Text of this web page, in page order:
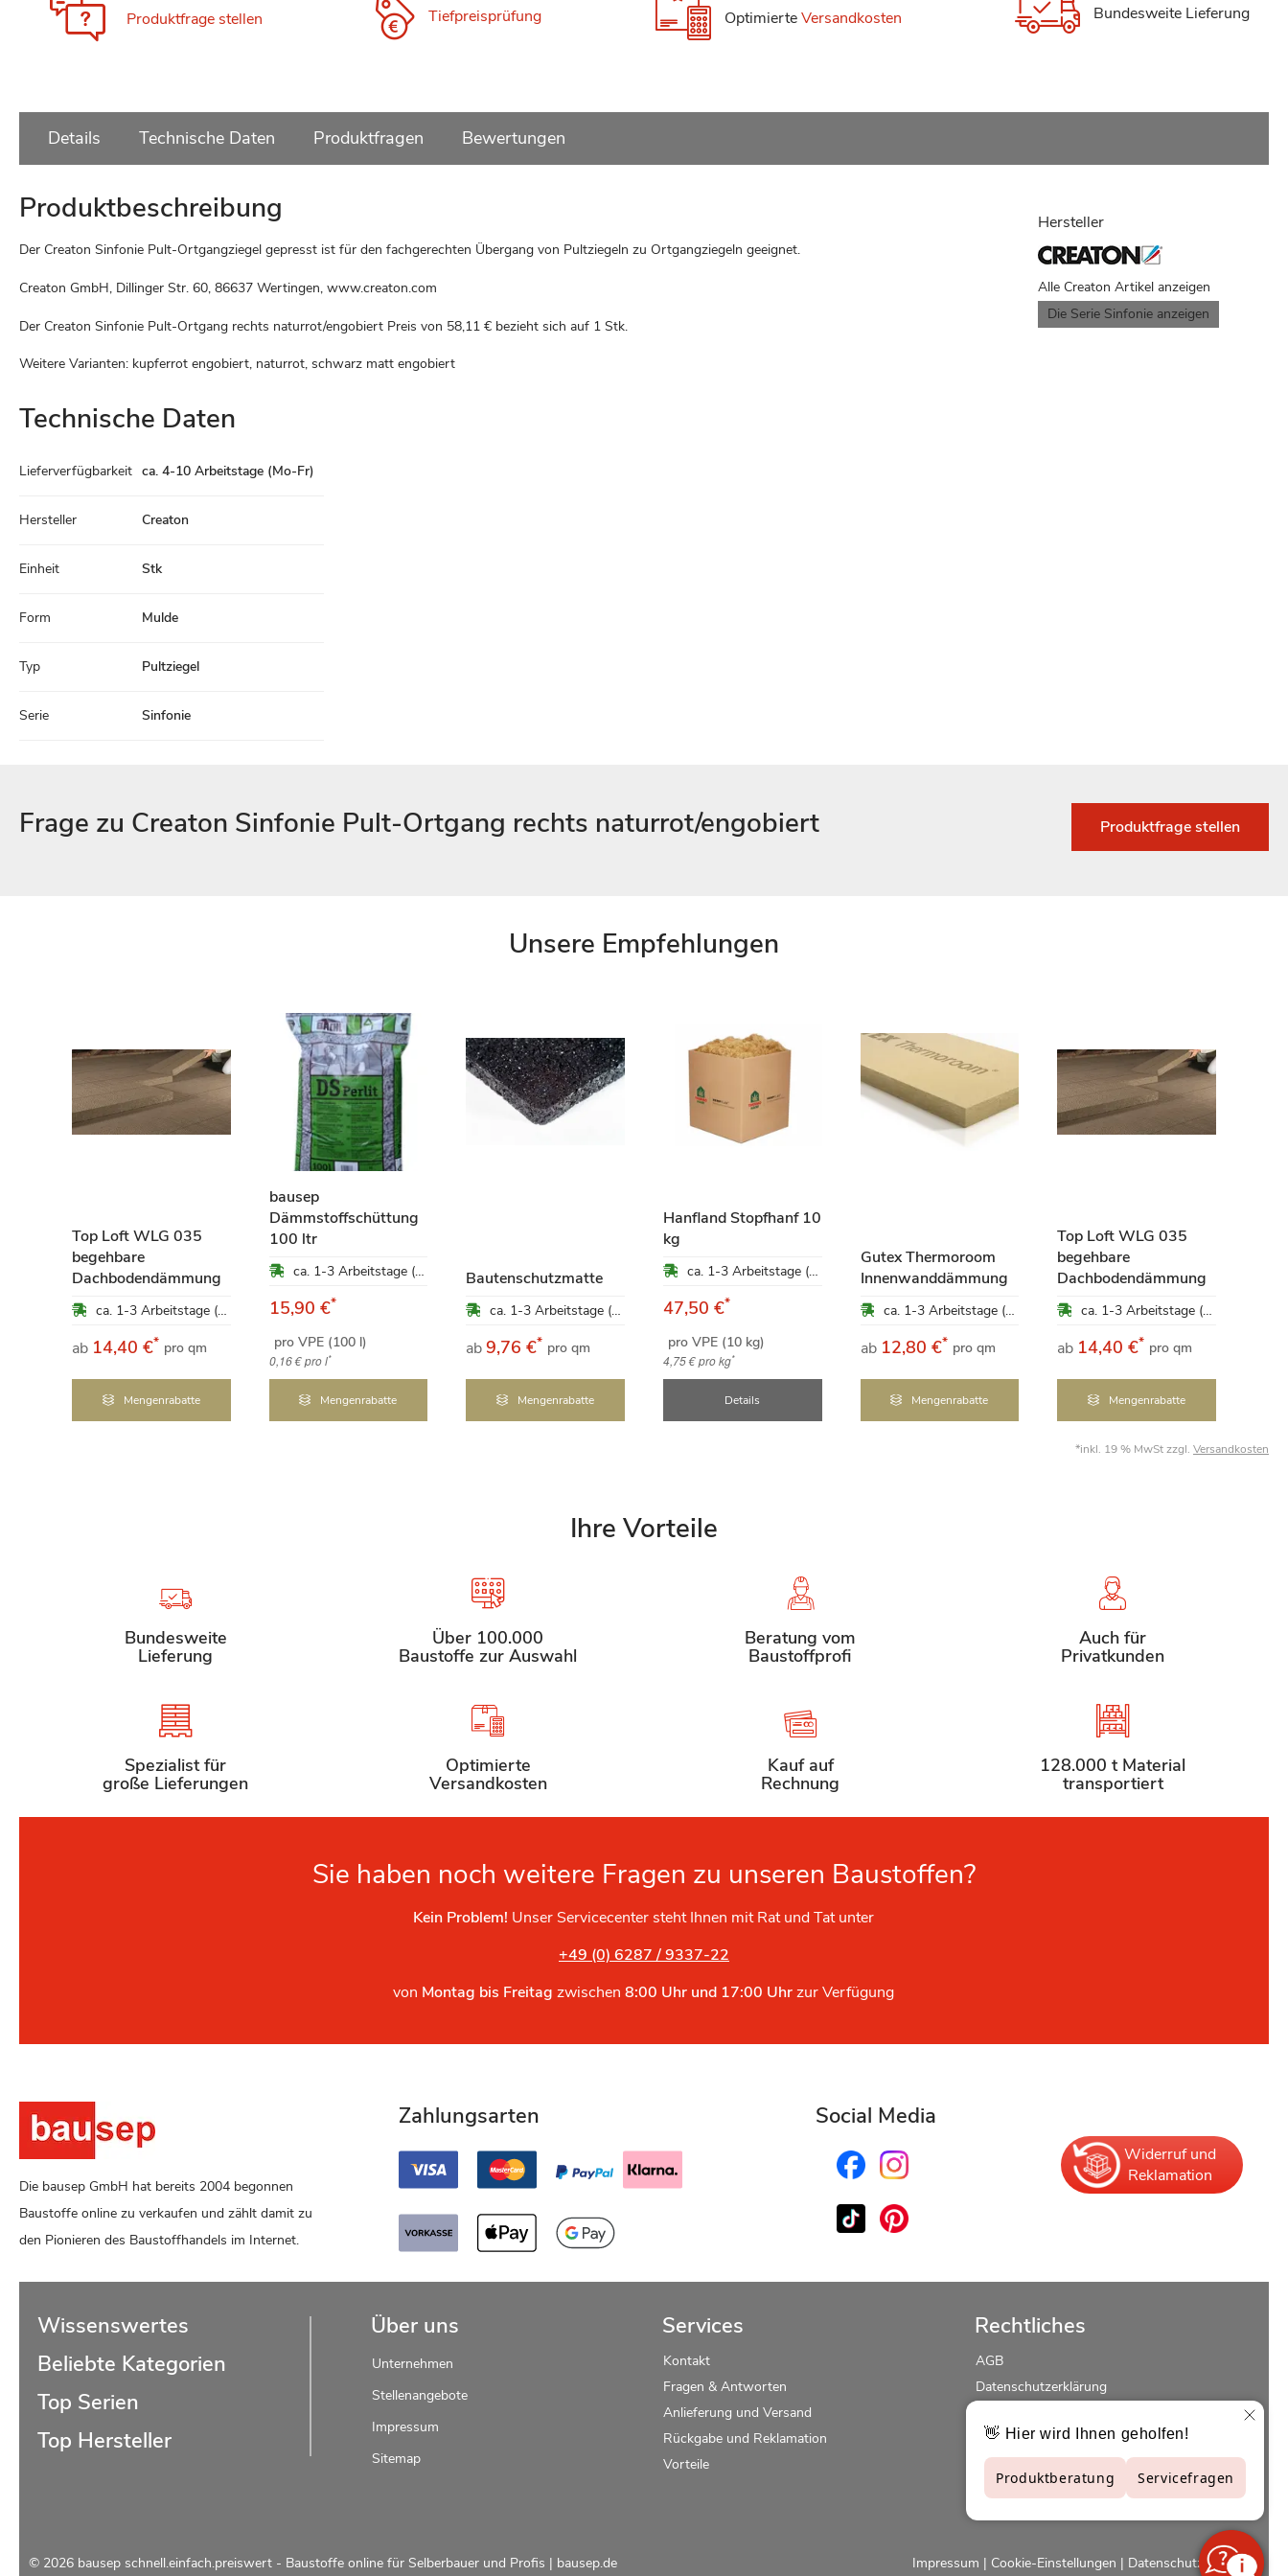
Produktfrage stellen Tiefpreisprüfung OptimierteVersandkosten Bundesweite Lieferung
Details Technische Daten Produktfragen Bewertungen
Hersteller
Alle Creaton Artikel anzeigen
Die Serie Sinfonie anzeigen
Produktbeschreibung
Der Creaton Sinfonie Pult-Ortgangziegel gepresst ist für den fachgerechten Übergang von Pultziegeln zu Ortgangziegeln geeignet.
Creaton GmbH, Dillinger Str. 60, 86637 Wertingen, www.creaton.com
Der Creaton Sinfonie Pult-Ortgang rechts naturrot/engobiert Preis von 58,11 € bezieht sich auf 1 Stk.
Weitere Varianten: kupferrot engobiert, naturrot, schwarz matt engobiert
Technische Daten
Daten
Lieferverfügbarkeit ca. 4-10 Arbeitstage (Mo-Fr)
Hersteller Creaton
Einheit Stk
Form Mulde
Typ Pultziegel
Serie Sinfonie
Frage zu Creaton Sinfonie Pult-Ortgang rechts naturrot/engobiert Produktfrage stellen
Unsere Empfehlungen
Top Loft WLG 035
begehbare
Dachbodendämmung
ca. 1-3 Arbeitstage (Mo-Fr)
ab 14,40 €* pro qm
Mengenrabatte
bausep
Dämmstoffschüttung
100 ltr
ca. 1-3 Arbeitstage (Mo-Fr)
15,90 €*
pro VPE (100 l)
0,16 €pro l*
Mengenrabatte
Bautenschutzmatte
ca. 1-3 Arbeitstage (Mo-Fr)
ab9,76 €* pro qm
Mengenrabatte
Hanfland Stopfhanf 10
kg
ca. 1-3 Arbeitstage (Mo-Fr)
47,50 €*
pro VPE (10 kg)
4,75 €pro kg*
Details
Gutex Thermoroom
Innenwanddämmung
ca. 1-3 Arbeitstage (Mo-Fr)
ab 12,80 €* pro qm
Mengenrabatte
Top Loft WLG 035
begehbare
Dachbodendämmung
ca. 1-3 Arbeitstage (Mo-Fr)
ab 14,40 €* pro qm
Mengenrabatte
*inkl. 19 % MwSt zzgl. Versandkosten
Ihre Vorteile
Bundesweite
Lieferung
Über 100.000
Baustoffe zur Auswahl
Beratung vom
Baustoffprofi
Auch für
Privatkunden
Spezialist für
große Lieferungen
Optimierte
Versandkosten
Kauf auf
Rechnung
128.000 t Material
transportiert
Sie haben noch weitere Fragen zu unseren Baustoffen?
Kein Problem! Unser Servicecenter steht Ihnen mit Rat und Tat unter
+49 (0) 6287 / 9337-22
von Montag bis Freitag zwischen8:00 Uhr und 17:00 Uhrzur Verfügung
Die bausep GmbH hat bereits 2004 begonnen
Baustoffe online zu verkaufen und zählt damit zu
den Pionieren des Baustoffhandels im Internet.
Zahlungsarten Social Media
Widerruf und
Reklamation
Wissenswertes
Beliebte Kategorien
Top Serien
Top Hersteller
Über uns
Unternehmen
Stellenangebote
Impressum
Sitemap
Services
Kontakt
Fragen & Antworten
Anlieferung und Versand
Rückgabe und Reklamation
Vorteile
Rechtliches
AGB
Datenschutzerklärung
Widerrufsrecht
© 2026 bausep schnell.einfach.preiswert - Baustoffe online für Selberbauer und Profis | bausep.de Impressum | Cookie-Einstellungen | Datenschutzerklärung